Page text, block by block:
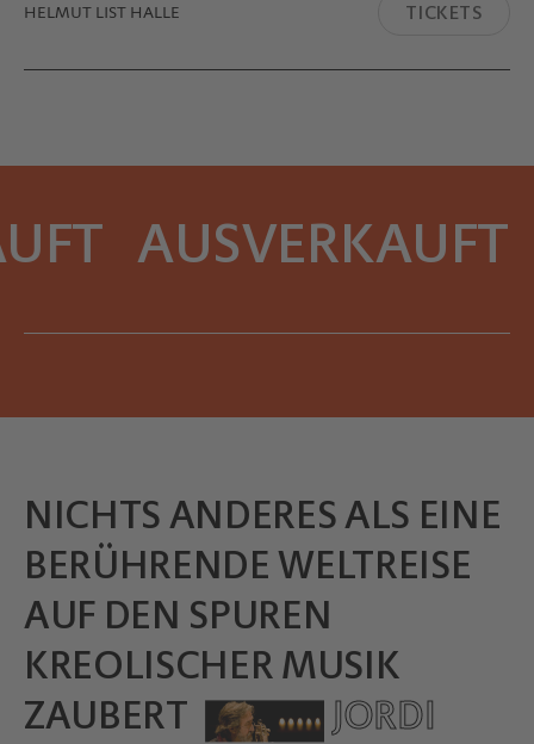
HELMUT LIST HALLE TICKETS
AUSVERKAUFT
NICHTS ANDERES ALS EINE
BERÜHRENDE WELTREISE
AUF DEN SPUREN
KREOLISCHER MUSIK
ZAUBERT
JORDI